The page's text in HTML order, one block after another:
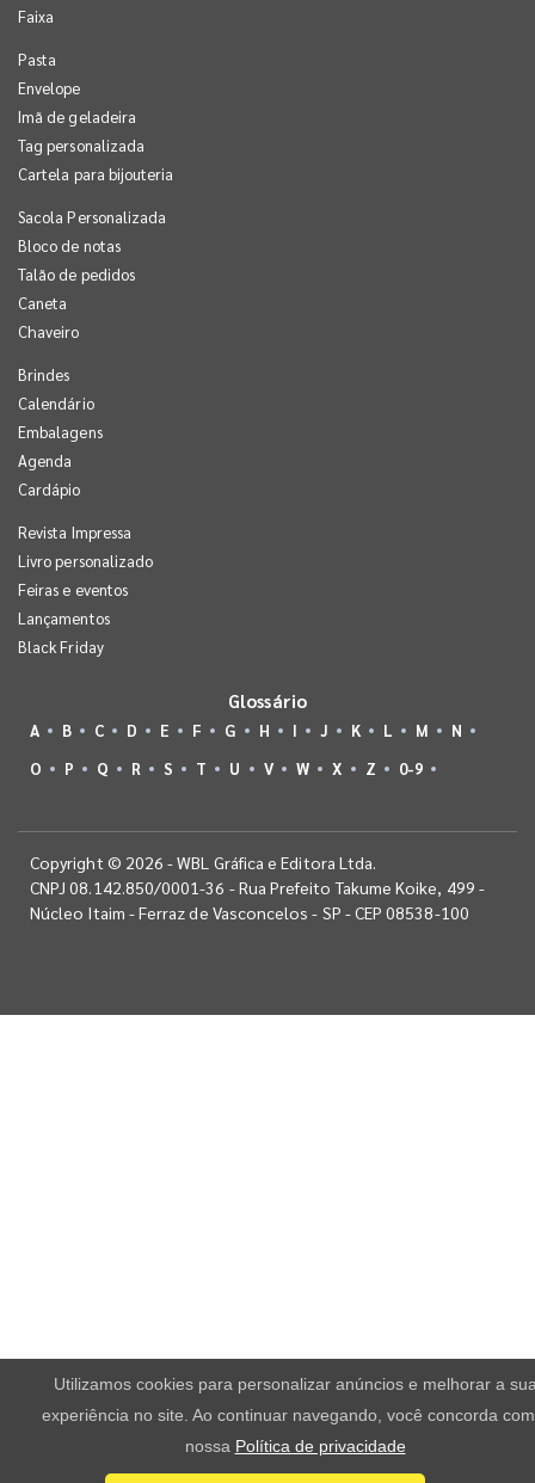
Faixa
Pasta
Envelope
Imã de geladeira
Tag personalizada
Cartela para bijouteria
Sacola Personalizada
Bloco de notas
Talão de pedidos
Caneta
Chaveiro
Brindes
Calendário
Embalagens
Agenda
Cardápio
Revista Impressa
Livro personalizado
Feiras e eventos
Lançamentos
Black Friday
Glossário
A B C D E F G H I J K L M
N
O
P Q R S T U V W X Z 0-9
Copyright © 2026 - WBL Gráfica e Editora Ltda.
CNPJ 08.142.850/0001-36 - Rua Prefeito Takume Koike, 499 -
Núcleo Itaim - Ferraz de Vasconcelos - SP - CEP 08538-100
Utilizamos cookies para personalizar anúncios e melhorar a
experiência no site. Ao continuar navegando, você concorda
nossa Política de privacidade